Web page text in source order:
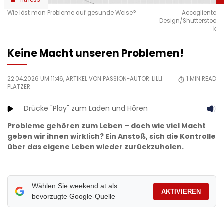
Wie löst man Probleme auf gesunde Weise?
Accogliente
Design/Shutterstoc
k
Keine Macht unseren Problemen!
22.04.2026 UM 11:46, ARTIKEL VON PASSION-AUTOR: LILLI
PLATZER
1 MIN READ
Drücke "Play" zum Laden und Hören
Probleme gehören zum Leben – doch wie viel Macht
geben wir ihnen wirklich? Ein Anstoß, sich die Kontrolle
über das eigene Leben wieder zurückzuholen.
Wählen Sie weekend.at als
bevorzugte Google-Quelle
AKTIVIEREN